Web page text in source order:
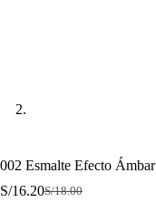
002 Esmalte Efecto Ámbar
S/18.00
El
S/16.20El